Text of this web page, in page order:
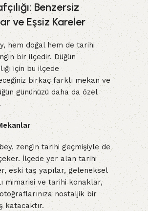
Benzersiz
ve Eşsiz Kareler
hem doğal hem de tarihi
bir ilçedir. Düğün
için bu ilçede
birkaç farklı mekan ve
gününüzü daha da özel
zengin tarihi geçmişiyle de
İlçede yer alan tarihi
eski taş yapılar, geleneksel
mimarisi ve tarihi konaklar,
nostaljik bir
katacaktır.